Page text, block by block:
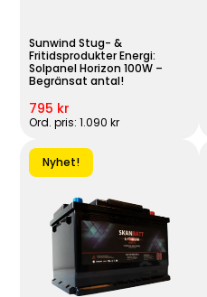
Sunwind Stug- &
Fritidsprodukter Energi:
Solpanel Horizon 100W –
Begränsat antal!
795 kr
Ord. pris: 1.090 kr
Nyhet!